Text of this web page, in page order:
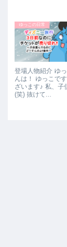
ゆっこの日常
登場人物紹介 ゆ
んは！ ゆっこで
ざいます♪ 私、子
(笑) 抜けて...